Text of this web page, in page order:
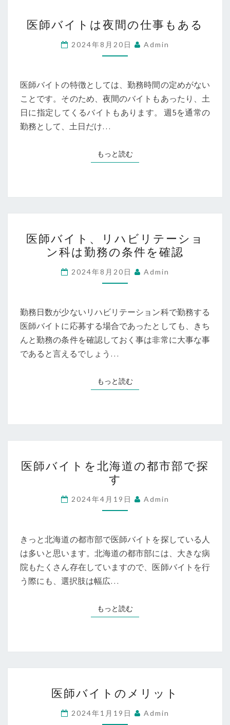
師
バ
イ
は
夜
間
事
も
医師バイトは夜間の仕事もある
2024年8月20日 Admin
医師バイトの特徴としては、勤務時間の定めがない
ことです。そのため、夜間のバイトもあったり、土
日に指定してくるバイトもあります。 週5を通常の
勤務として、土日だけ…
もっと読むもっと読む
師
バ
イ
ト、
ハ
ビ
リ
シ
務
の
件
認
医師バイト、リハビリテーショ
ン科は勤務の条件を確認
2024年8月20日 Admin
勤務日数が少ないリハビリテーション科で勤務する
医師バイトに応募する場合であったとしても、きち
んと勤務の条件を確認しておく事は非常に大事な事
であると言えるでしょう…
もっと読むもっと読む
師
バ
イ
ト
北
海
道
市
医師バイトを北海道の都市部で探
す
2024年4月19日 Admin
きっと北海道の都市部で医師バイトを探している人
は多いと思います。北海道の都市部には、大きな病
院もたくさん存在していますので、医師バイトを行
う際にも、選択肢は幅広…
もっと読むもっと読む
師
バ
医師バイトのメリット
2024年1月19日 Admin